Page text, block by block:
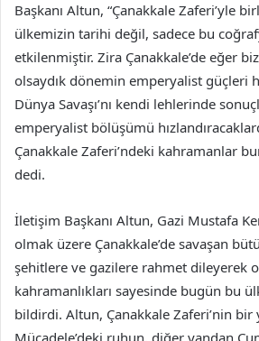
Başkanı Altun, “Çanakkale Zaferi’yle
ülkemizin tarihi değil, sadece bu
etkilenmiştir. Zira Çanakkale’de eğer
olsaydık dönemin emperyalist güçleri
Dünya Savaşı’nı kendi lehlerinde
emperyalist bölüşümü
Çanakkale Zaferi’ndeki kahramanlar
dedi.
İletişim Başkanı Altun, Gazi Mustafa
olmak üzere Çanakkale’de savaşan
şehitlere ve gazilere rahmet dileyerek
kahramanlıkları sayesinde bugün bu
bildirdi. Altun, Çanakkale Zaferi’nin